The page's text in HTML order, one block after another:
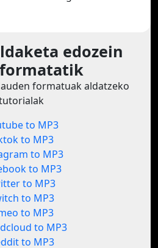
edozein
formatuak aldatzeko
to MP3
to MP3
to MP3
to MP3
to MP3
to MP3
to MP3
to MP3
to MP3